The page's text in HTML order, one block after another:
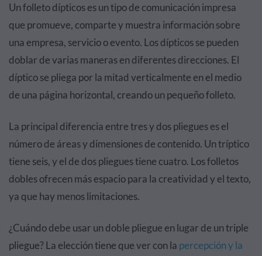
Un folleto dípticos es un tipo de comunicación impresa
que promueve, comparte y muestra información sobre
una empresa, servicio o evento. Los dípticos se pueden
doblar de varias maneras en diferentes direcciones. El
díptico se pliega por la mitad verticalmente en el medio
de una página horizontal, creando un pequeño folleto.
La principal diferencia entre tres y dos pliegues es el
número de áreas y dimensiones de contenido. Un tríptico
tiene seis, y el de dos pliegues tiene cuatro. Los folletos
dobles ofrecen más espacio para la creatividad y el texto,
ya que hay menos limitaciones.
¿Cuándo debe usar un doble pliegue en lugar de un triple
pliegue? La elección tiene que ver con la percepción y la